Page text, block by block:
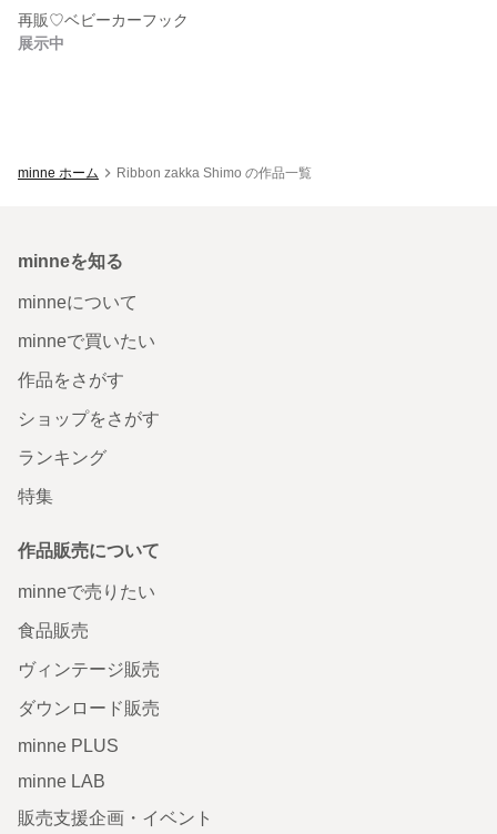
再販♡ベビーカーフック
展示中
minne ホーム Ribbon zakka Shimo の作品一覧
minneを知る
minneについて
minneで買いたい
作品をさがす
ショップをさがす
ランキング
特集
作品販売について
minneで売りたい
食品販売
ヴィンテージ販売
ダウンロード販売
minne PLUS
minne LAB
販売支援企画・イベント